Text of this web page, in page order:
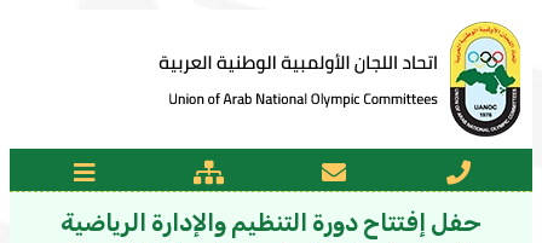
حفل إفتتاح دورة التنظيم والإدارة الرياضية